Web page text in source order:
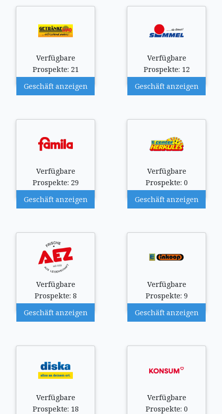
Verfügbare
Prospekte: 21
Geschäft anzeigen
Verfügbare
Prospekte: 12
Geschäft anzeigen
Verfügbare
Prospekte: 29
Geschäft anzeigen
Verfügbare
Prospekte: 0
Geschäft anzeigen
Verfügbare
Prospekte: 8
Geschäft anzeigen
Verfügbare
Prospekte: 9
Geschäft anzeigen
Verfügbare
Prospekte: 18
Verfügbare
Prospekte: 0